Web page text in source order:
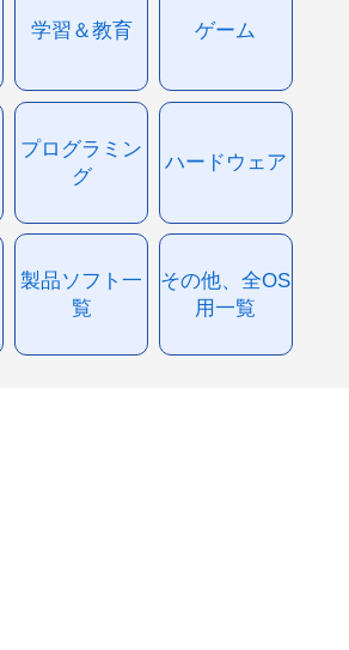
学習＆教育 ゲーム
プログラミン
グ
ハードウェア
製品ソフト一
覧
その他、全OS
用一覧